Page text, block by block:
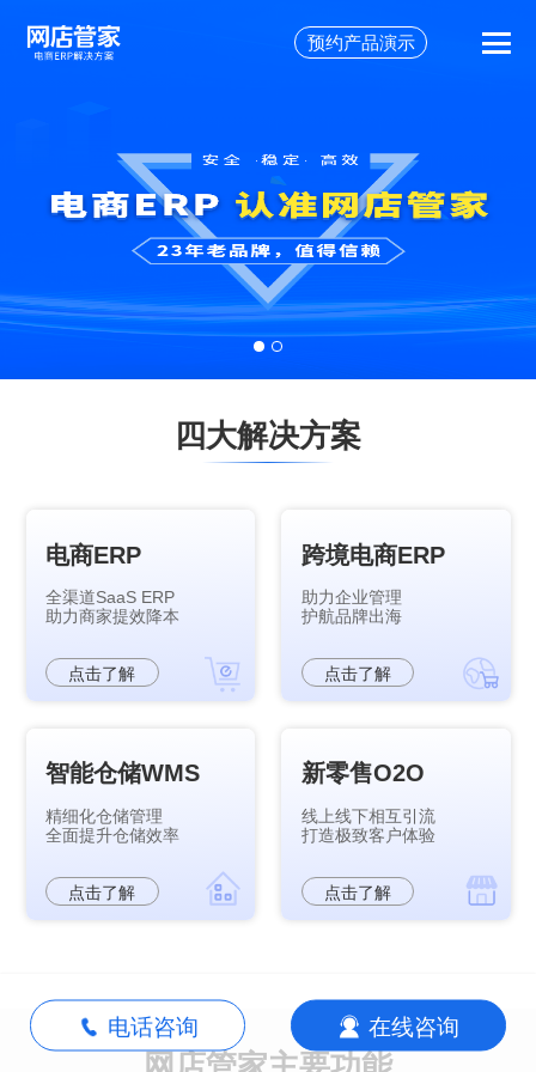
预约产品演示
四大解决方案
电商ERP
全渠道SaaS ERP
助力商家提效降本
点击了解
跨境电商ERP
助力企业管理
护航品牌出海
点击了解
智能仓储WMS
精细化仓储管理
全面提升仓储效率
点击了解
新零售O2O
线上线下相互引流
打造极致客户体验
点击了解
电话咨询 在线咨询